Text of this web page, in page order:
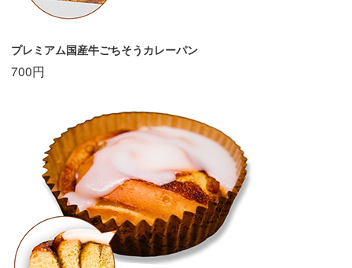
プレミアム国産牛ごちそうカレーパン
700円